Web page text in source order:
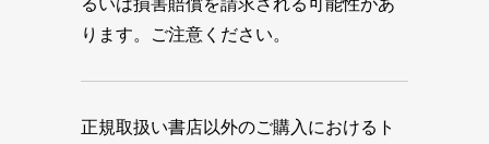
ります。ご注意ください。
正規取扱い書店以外のご購入におけるト